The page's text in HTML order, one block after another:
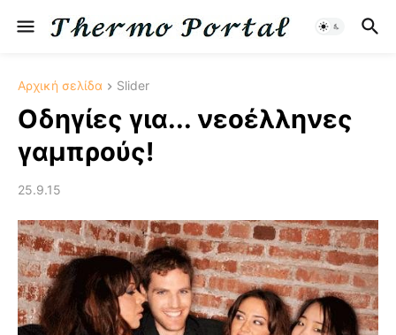
Αρχική σελίδα Slider
Οδηγίες για... νεοέλληνες
γαμπρούς!
25.9.15